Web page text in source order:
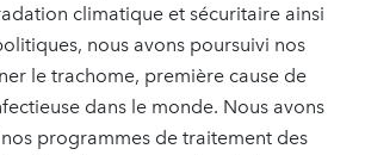
climatique et sécuritaire ainsi
nous avons poursuivi nos
le trachome, première cause de
dans le monde. Nous avons
programmes de traitement des